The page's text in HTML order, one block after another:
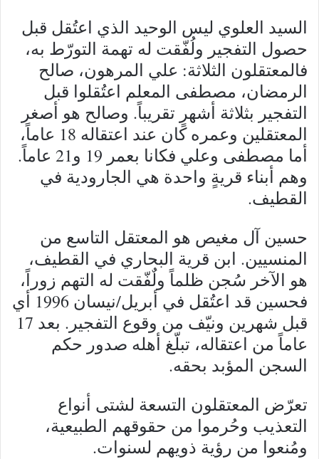
السيد العلوي ليس الوحيد الذي اعتُقل قبل
حصول التفجير ولُفّقت له تهمة التورّط به،
فالمعتقلون الثلاثة: علي المرهون، صالح
الرمضان، مصطفى المعلم اعتُقلوا قبل
التفجير بثلاثة أشهرٍ تقريباً. وصالح هو أصغر
المعتقلين وعمره كان عند اعتقاله 18 عاماً،
أما مصطفى وعلي فكانا بعمر 19 و21 عاماً.
وهم أبناء قريةٍ واحدة هي الجارودية في
القطيف.
حسين آل مغيص هو المعتقل التاسع من
المنسيين. ابن قرية البحاري في القطيف،
هو الآخر سُجن ظلماً ولٌفّقت له التهم زوراً،
فحسين قد اعتُقل في أبريل/نيسان 1996 أي
قبل شهرين ونيّف من وقوع التفجير. بعد 17
عاماً من اعتقاله، تبلّغ أهله صدور حكم
السجن المؤبد بحقه.
تعرّض المعتقلون التسعة لشتى أنواع
التعذيب وحُرموا من حقوقهم الطبيعية،
ومُنعوا من رؤية ذويهم لسنوات.